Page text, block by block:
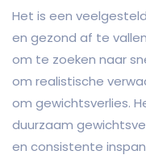
Het is een
en gezond af te
om te zoeken naar
om realistische
om gewichtsverlies.
duurzaam
en consistente